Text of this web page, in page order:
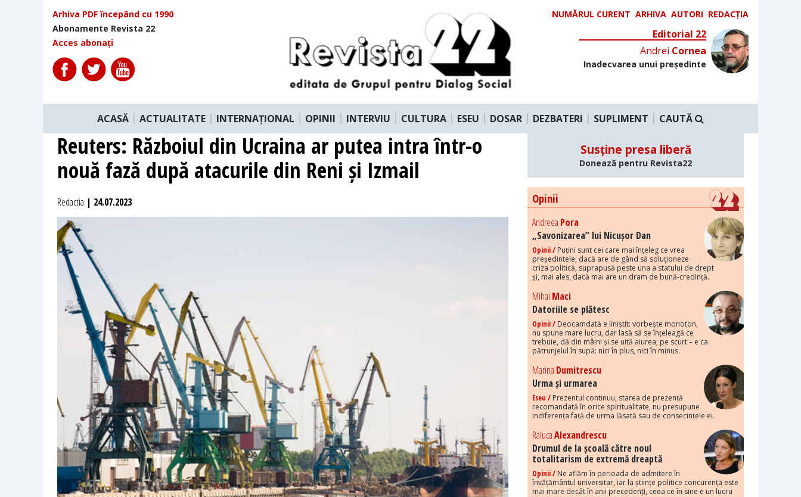
Arhiva PDF începând cu 1990
Abonamente Revista 22
Acces abonați
NUMĂRUL CURENT ARHIVA AUTORI REDACȚIA
Editorial 22
Andrei Cornea
Inadecvarea unui președinte
ACASĂ ACTUALITATE INTERNAȚIONAL OPINII INTERVIU CULTURA ESEU DOSAR DEZBATERI SUPLIMENT CAUTĂ
Reuters: Războiul din Ucraina ar putea intra într-o
nouă fază după atacurile din Reni și Izmail
Redactia | 24.07.2023
Susține presa liberă
Donează pentru Revista22
Opinii
Andreea Pora
„Savonizarea” lui Nicușor Dan
Opinii / Puțini sunt cei care mai înțeleg ce vrea
președintele, dacă are de gând să soluționeze
criza politică, suprapusă peste una a statului de drept
și, mai ales, dacă mai are un dram de bună-credință.
Mihai Maci
Datoriile se plătesc
Opinii / Deocamdată e liniștit: vorbește monoton,
nu spune mare lucru, dar lasă să se înțeleagă ce
trebuie, dă din mâini și se uită aiurea; pe scurt – e ca
pătrunjelul în supă: nici în plus, nici în minus.
Marina Dumitrescu
Urma și urmarea
Eseu / Prezentul continuu, starea de prezență
recomandată în orice spiritualitate, nu presupune
indiferența față de urma lăsată sau de consecințele ei.
RalucaAlexandrescu
Drumul de la școală către noul
totalitarism de extremă dreaptă
Opinii / Ne aflăm în perioada de admitere în
învățământul universitar, iar la științe politice concurența este
mai mare decât în anii precedenți, ceea ce în sine e un lucru